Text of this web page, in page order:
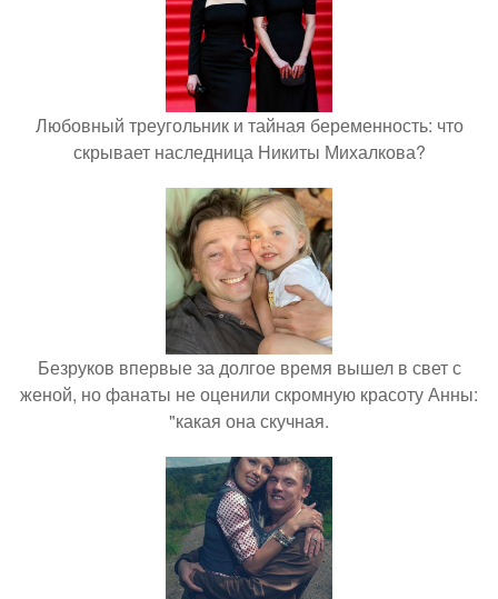
Любовный треугольник и тайная беременность: что
скрывает наследница Никиты Михалкова?
Безруков впервые за долгое время вышел в свет с
женой, но фанаты не оценили скромную красоту Анны:
"какая она скучная.